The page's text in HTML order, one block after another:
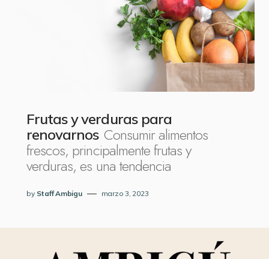
Frutas y verduras para
renovarnos Consumir alimentos
frescos, principalmente frutas y
verduras, es una tendencia
by Staff Ambigu marzo 3, 2023